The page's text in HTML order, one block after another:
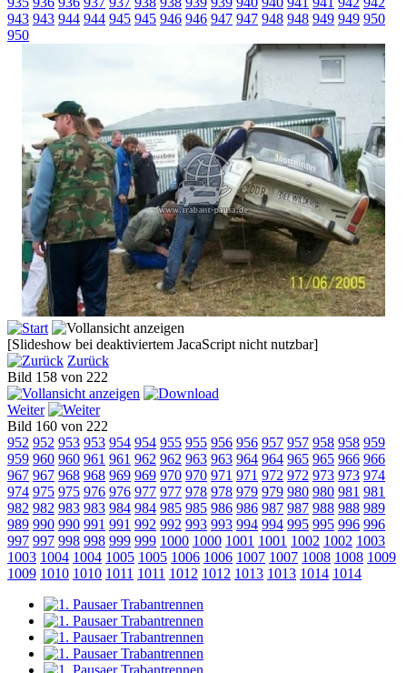
943 943 944 944 945 945 946 946 947 947 948 948 949 949 950
950
[Slideshow bei deaktiviertem JacaScript nicht nutzbar]
Zurück
Bild 158 von 222
Weiter
Bild 160 von 222
952 952 953 953 954 954 955 955 956 956 957 957 958 958 959
959 960 960 961 961 962 962 963 963 964 964 965 965 966 966
967 967 968 968 969 969 970 970 971 971 972 972 973 973 974
974 975 975 976 976 977 977 978 978 979 979 980 980 981 981
982 982 983 983 984 984 985 985 986 986 987 987 988 988 989
989 990 990 991 991 992 992 993 993 994 994 995 995 996 996
997 997 998 998 999 999 1000 1000 1001 1001 1002 1002 1003
1003 1004 1004 1005 1005 1006 1006 1007 1007 1008 1008 1009
1009 1010 1010 1011 1011 1012 1012 1013 1013 1014 1014